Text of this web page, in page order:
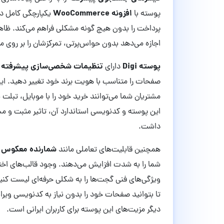
پوسته با افزونه WooCommerce
یکپارچگی کامل
پرداخت را بدون هیچ گونه مشکلی فراهم می‌کند.
اجازه می‌دهد بدون حواس‌پرتی، تمرکزشان را بر
پوسته Digi دارایتنظیمات شخصی‌سازی پیشرفته
صفحات را متناسب با هویت برند خود تغییر دهید.
مشتریان شما می‌توانند خرید خود را با موبایل،
این پوسته و کدنویسی استاندارد آن، تاثیر مثبت و
داشت.
همچنین قابلیت‌های تعاملی مانند شمارنده
شما را به شدت افزایش می‌دهند. وجود قالب‌های
ویژگی‌های فنی گجت‌ها را به شکلی حرفه‌ای لیست
تا بتوانید صفحات خود را بدون نیاز به کدنویسی
دیگر مزیت‌های این پوسته برای کاربران ایرانی است.